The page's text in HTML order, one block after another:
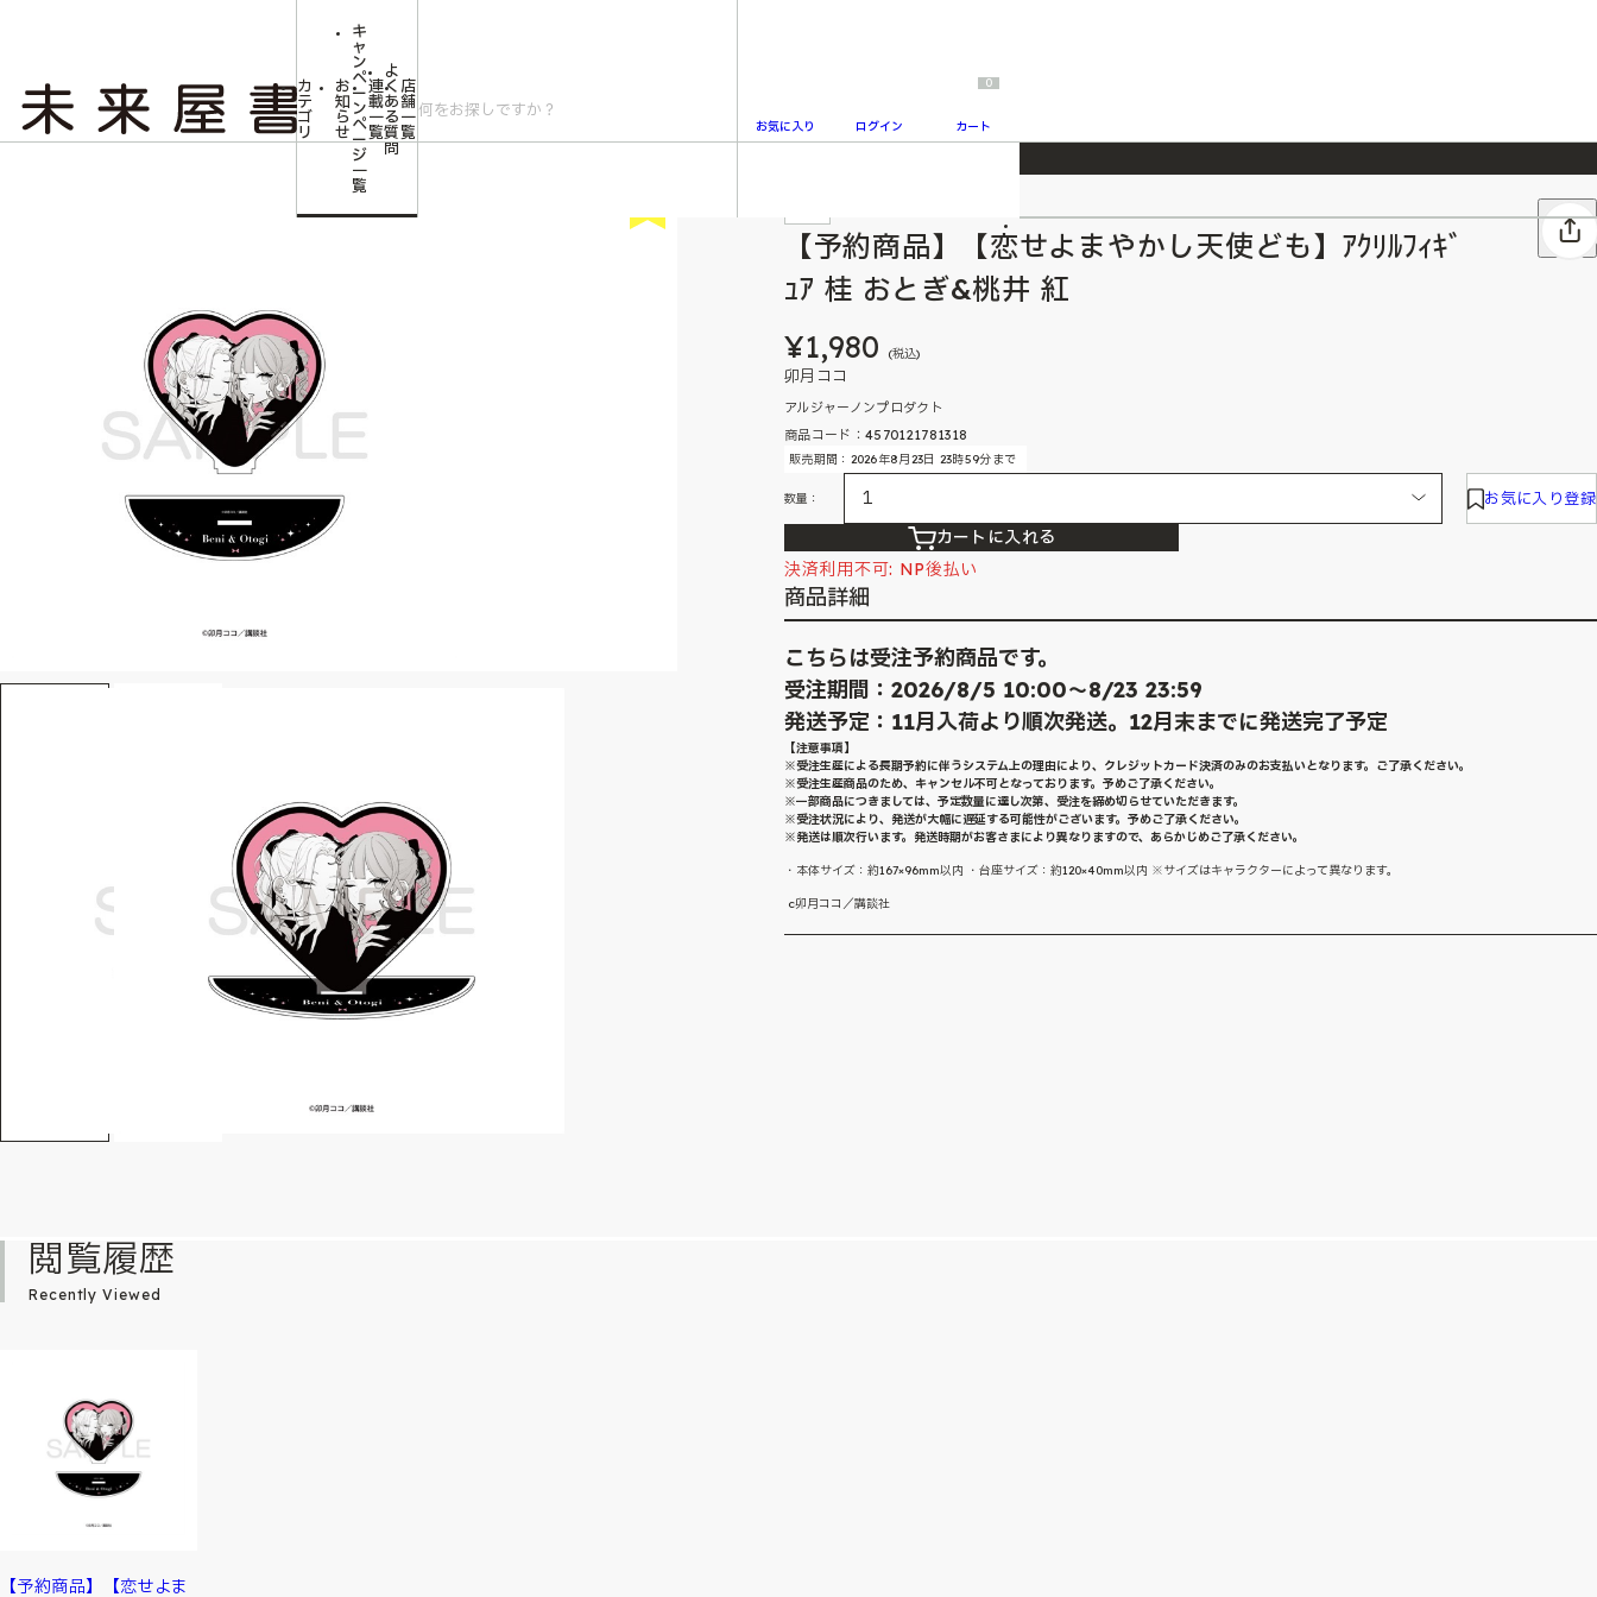
2026/7/23 『ONE PIECE magazine 021 ONE PIECEカード付き同梱版』発売延期のご案内
カ
テ
ゴ
リ
お
知
ら
せ
キ
ャ
ン
ペ
ー
ン
ペ
ー
ジ
一
覧
連
載
一
覧
よ
く
あ
る
質
問
店
舗
一
覧
お気に入り ログイン
0
カート
【予約商品】【恋せよまやかし天使ども】ｱｸﾘﾙﾌｨｷﾞｭｱ 桂 おとぎ&桃井 紅
【予約商品】【恋せよまやかし天使ども】ｱｸﾘﾙﾌｨｷﾞ
ｭｱ 桂 おとぎ&桃井 紅
¥1,980 (税込)
卯月ココ
アルジャーノンプロダクト
商品コード：4570121781318
販売期間：2026年8月23日 23時59分まで
数量： お気に入り登録
カートに入れる
決済利用不可: NP後払い
商品詳細
こちらは受注予約商品です。
受注期間：2026/8/5 10:00～8/23 23:59
発送予定：11月入荷より順次発送。12月末までに発送完了予定
【注意事項】
※受注生産による長期予約に伴うシステム上の理由により、クレジットカード決済のみのお支払いとなります。ご了承ください。
※受注生産商品のため、キャンセル不可となっております。予めご了承ください。
※一部商品につきましては、予定数量に達し次第、受注を締め切らせていただきます。
※受注状況により、発送が大幅に遅延する可能性がございます。予めご了承ください。
※発送は順次行います。発送時期がお客さまにより異なりますので、あらかじめご了承ください。
・本体サイズ：約167×96mm以内 ・台座サイズ：約120×40mm以内 ※サイズはキャラクターによって異なります。
c卯月ココ／講談社
閲覧履歴
Recently Viewed
【予約商品】【恋せよま